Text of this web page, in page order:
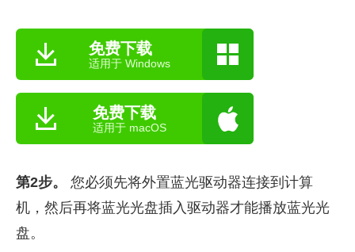
免费下载
适用于 Windows
免费下载
适用于 macOS
第2步。
您必须先将外置蓝光驱动器连接到计算
机，然后再将蓝光光盘插入驱动器才能播放蓝光光
盘。